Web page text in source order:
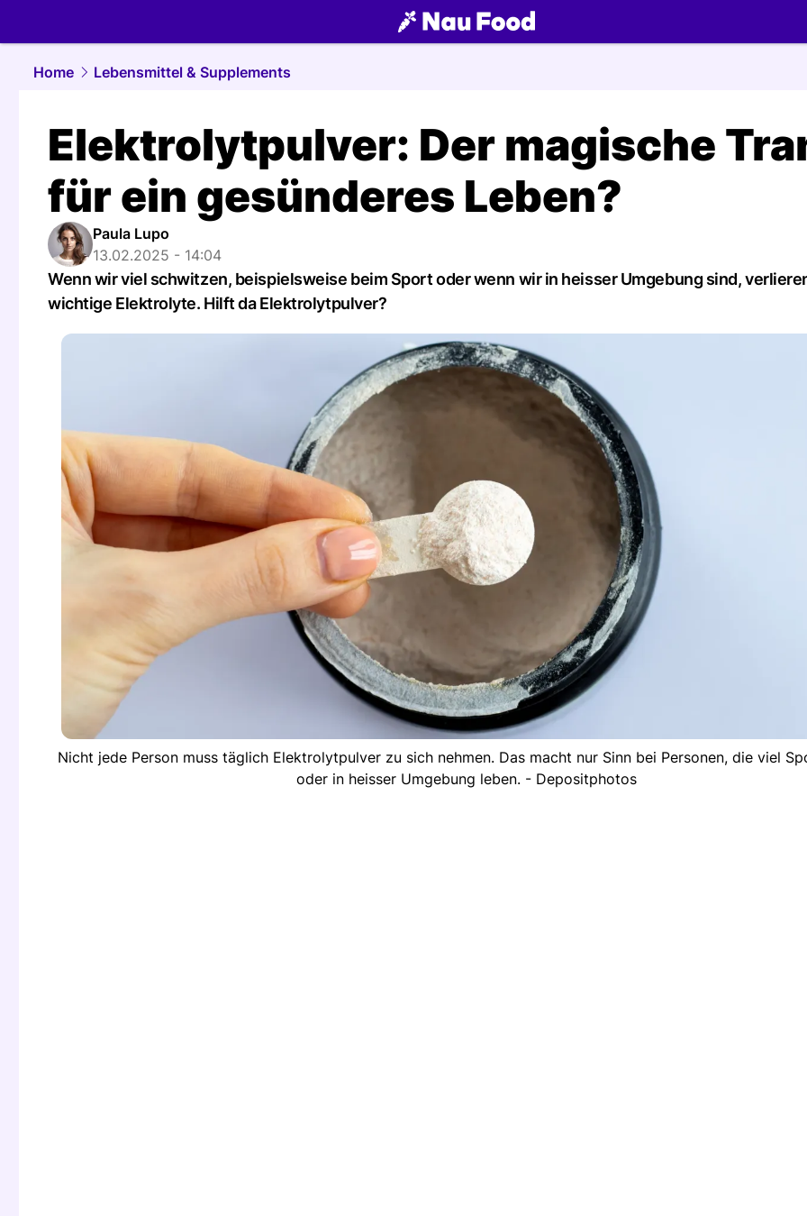
food.NAU.ch
Home
Lebensmittel & Supplements
Elektrolytpulver: Der magische
für ein gesünderes Leben?
Paula Lupo
13.02.2025 - 14:04
Wenn wir viel schwitzen, beispielsweise beim Sport oder wenn wir in heisser Umgebung sind,
wichtige Elektrolyte. Hilft da Elektrolytpulver?
Nicht jede Person muss täglich Elektrolytpulver zu sich nehmen. Das macht nur Sinn bei Personen, die viel
oder in heisser Umgebung leben. - Depositphotos